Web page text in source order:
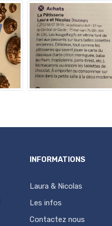
INFORMATIONS
Laura & Nicolas
Les infos
Contactez nous